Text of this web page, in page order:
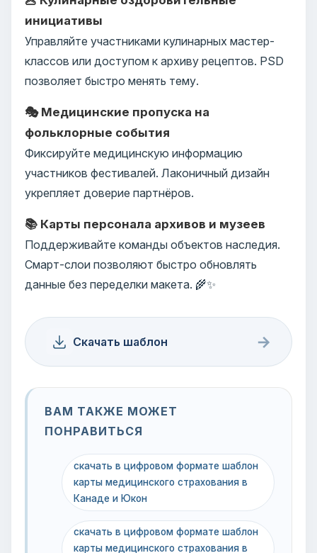
инициативы
Управляйте участниками кулинарных мастер-
классов или доступом к архиву рецептов. PSD
позволяет быстро менять тему.
🎭 Медицинские пропуска на
фольклорные события
Фиксируйте медицинскую информацию
участников фестивалей. Лаконичный дизайн
укрепляет доверие партнёров.
📚 Карты персонала архивов и музеев
Поддерживайте команды объектов наследия.
Смарт-слои позволяют быстро обновлять
данные без переделки макета. 🌾✨
Скачать шаблон →
ВАМ ТАКЖЕ МОЖЕТ
ПОНРАВИТЬСЯ
скачать в цифровом формате шаблон
карты медицинского страхования в
Канаде и Юкон
скачать в цифровом формате шаблон
карты медицинского страхования в